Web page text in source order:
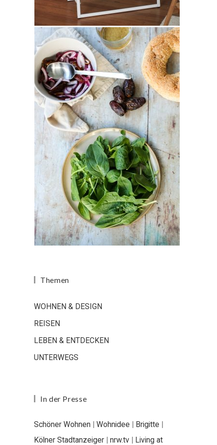
Themen
WOHNEN & DESIGN
REISEN
LEBEN & ENTDECKEN
UNTERWEGS
In der Presse
Schöner Wohnen | Wohnidee | Brigitte |
Kölner Stadtanzeiger | nrw.tv | Living at